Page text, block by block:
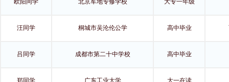
欧阳同学 北京军地专修学校 大专一年级
汪同学 桐城市吴沦伦公学 高中毕业
吕同学 成都市第二十中学校 高中毕业
郑同学 广东工业大学 大一在读